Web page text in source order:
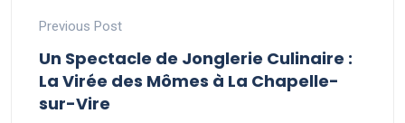
Previous Post
Un Spectacle de Jonglerie Culinaire :
La Virée des Mômes à La Chapelle-
sur-Vire